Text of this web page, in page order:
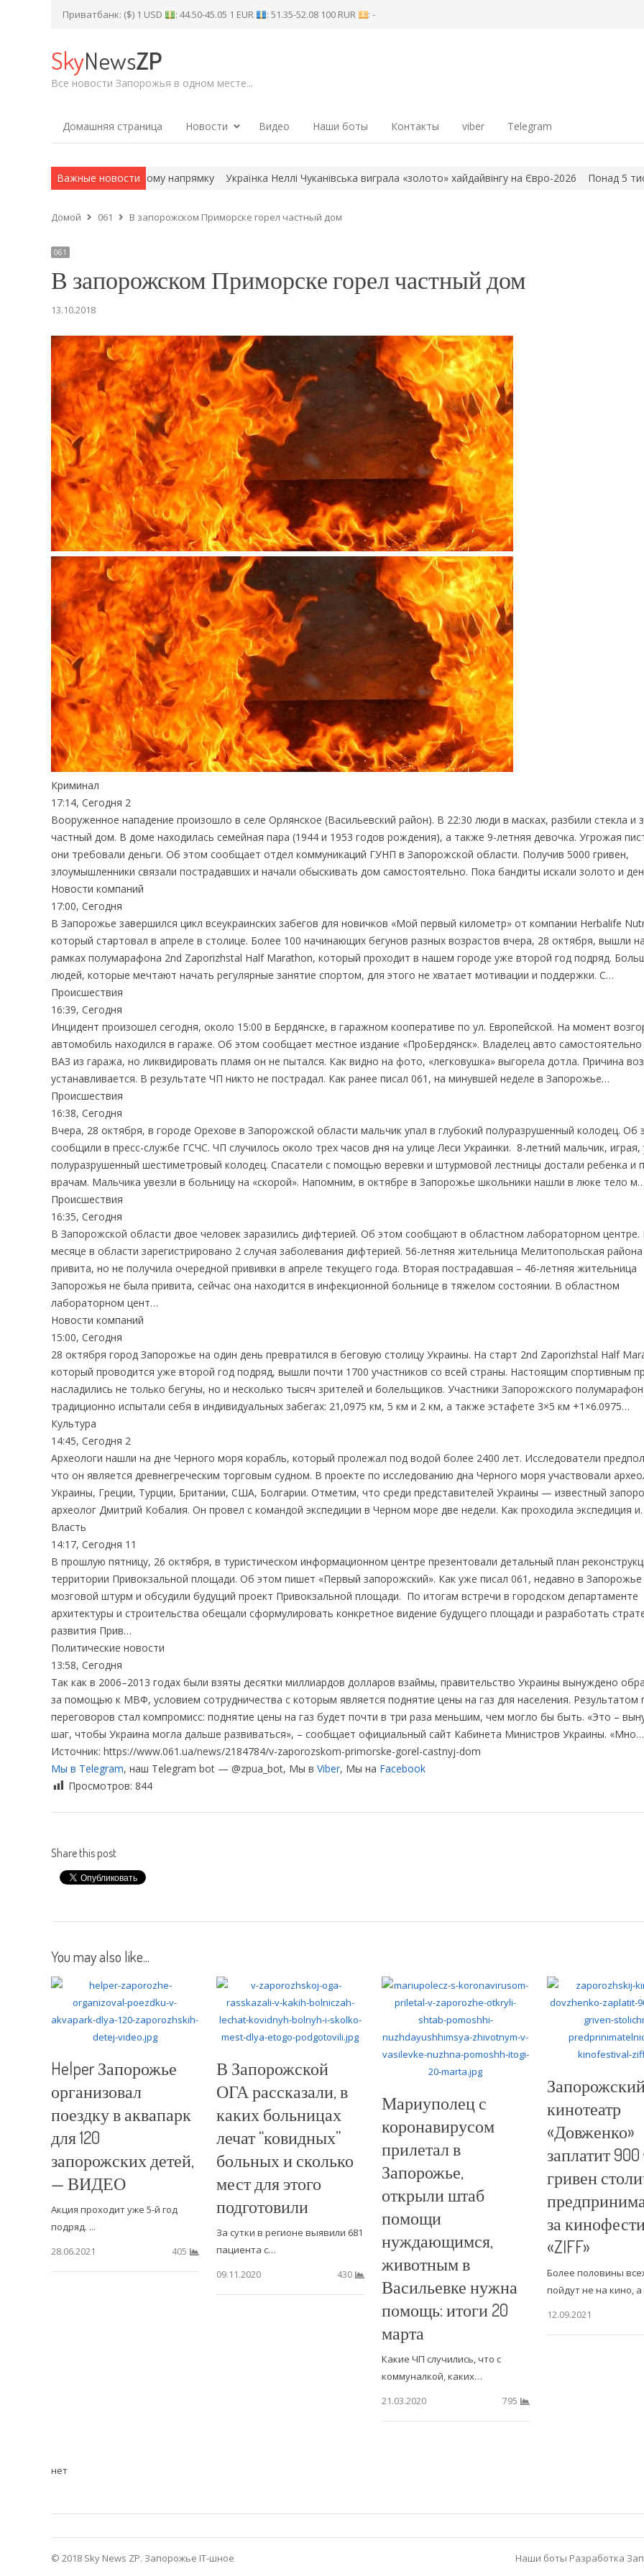
Приватбанк: ($) 1 USD : 44.50-45.05 1 EUR : 51.35-52.08 100 RUR : -
SkyNewsZP
Все новости Запорожья в одном месте...
Домашняя страница Новости Видео Наши боты Контакты viber Telegram
Важные новости
Запорізькому напрямку Українка Неллі Чуканівська виграла «золото» хайдайвінгу на Євро-2026 Понад 5 тисяч родин у
Домой 061 В запорожском Приморске горел частный дом
061
В запорожском Приморске горел частный дом
13.10.2018
Криминал
17:14, Сегодня 2
Вооруженное нападение произошло в селе Орлянское (Васильевский район). В 22:30 люди в масках, разбили стекла и
частный дом. В доме находилась семейная пара (1944 и 1953 годов рождения), а также 9-летняя девочка. Угрожая
они требовали деньги. Об этом сообщает отдел коммуникаций ГУНП в Запорожской области. Получив 5000 гривен,
злоумышленники связали пострадавших и начали обыскивать дом самостоятельно. Пока бандиты искали золото и
Новости компаний
17:00, Сегодня
В Запорожье завершился цикл всеукраинских забегов для новичков «Мой первый километр» от компании Herbalife
который стартовал в апреле в столице. Более 100 начинающих бегунов разных возрастов вчера, 28 октября, вышли
рамках полумарафона 2nd Zaporizhstal Half Marathon, который проходит в нашем городе уже второй год подряд.
людей, которые мечтают начать регулярные занятие спортом, для этого не хватает мотивации и поддержки. С…
Происшествия
16:39, Сегодня
Инцидент произошел сегодня, около 15:00 в Бердянске, в гаражном кооперативе по ул. Европейской. На момент
автомобиль находился в гараже. Об этом сообщает местное издание «ПроБердянск». Владелец авто самостоятельно
ВАЗ из гаража, но ликвидировать пламя он не пытался. Как видно на фото, «легковушка» выгорела дотла. Причина
устанавливается. В результате ЧП никто не пострадал. Как ранее писал 061, на минувшей неделе в Запорожье…
Происшествия
16:38, Сегодня
Вчера, 28 октября, в городе Орехове в Запорожской области мальчик упал в глубокий полуразрушенный колодец. Об
сообщили в пресс-службе ГСЧС. ЧП случилось около трех часов дня на улице Леси Украинки. 8-летний мальчик, играя,
полуразрушенный шестиметровый колодец. Спасатели с помощью веревки и штурмовой лестницы достали ребенка и
врачам. Мальчика увезли в больницу на «скорой». Напомним, в октябре в Запорожье школьники нашли в люке тело м…
Происшествия
16:35, Сегодня
В Запорожской области двое человек заразились дифтерией. Об этом сообщают в областном лабораторном центре.
месяце в области зарегистрировано 2 случая заболевания дифтерией. 56-летняя жительница Мелитопольская
привита, но не получила очередной прививки в апреле текущего года. Вторая пострадавшая – 46-летняя жительница
Запорожья не была привита, сейчас она находится в инфекционной больнице в тяжелом состоянии. В областном
лабораторном цент…
Новости компаний
15:00, Сегодня
28 октября город Запорожье на один день превратился в беговую столицу Украины. На старт 2nd Zaporizhstal Half
который проводится уже второй год подряд, вышли почти 1700 участников со всей страны. Настоящим спортивным
насладились не только бегуны, но и несколько тысяч зрителей и болельщиков. Участники Запорожского
традиционно испытали себя в индивидуальных забегах: 21,0975 км, 5 км и 2 км, а также эстафете 3×5 км +1×6.0975…
Культура
14:45, Сегодня 2
Археологи нашли на дне Черного моря корабль, который пролежал под водой более 2400 лет. Исследователи
что он является древнегреческим торговым судном. В проекте по исследованию дна Черного моря участвовали
Украины, Греции, Турции, Британии, США, Болгарии. Отметим, что среди представителей Украины — известный
археолог Дмитрий Кобалия. Он провел с командой экспедиции в Черном море две недели. Как проходила экспедиция
Власть
14:17, Сегодня 11
В прошлую пятницу, 26 октября, в туристическом информационном центре презентовали детальный план
территории Привокзальной площади. Об этом пишет «Первый запорожский». Как уже писал 061, недавно в Запорожье
мозговой штурм и обсудили будущий проект Привокзальной площади. По итогам встречи в городском департаменте
архитектуры и строительства обещали сформулировать конкретное видение будущего площади и разработать
развития Прив…
Политические новости
13:58, Сегодня
Так как в 2006–2013 годах были взяты десятки миллиардов долларов взаймы, правительство Украины вынуждено
за помощью к МВФ, условием сотрудничества с которым является поднятие цены на газ для населения. Результатом
переговоров стал компромисс: поднятие цены на газ будет почти в три раза меньшим, чем могло бы быть. «Это –
шаг, чтобы Украина могла дальше развиваться», – сообщает официальный сайт Кабинета Министров Украины. «Мно…
Источник: https://www.061.ua/news/2184784/v-zaporozskom-primorske-gorel-castnyj-dom
Мы в Telegram, наш Telegram bot — @zpua_bot, Мы в Viber, Мы на Facebook
Просмотров: 844
Share this post
You may also like...
Helper Запорожье
организовал
поездку в аквапарк
для 120
запорожских детей,
— ВИДЕО
Акция проходит уже 5-й год
подряд. ...
28.06.2021
405
В Запорожской
ОГА рассказали, в
каких больницах
лечат “ковидных”
больных и сколько
мест для этого
подготовили
За сутки в регионе выявили 681
пациента с…
09.11.2020
430
Мариуполец с
коронавирусом
прилетал в
Запорожье,
открыли штаб
помощи
нуждающимся,
животным в
Васильевке нужна
помощь: итоги 20
марта
Какие ЧП случились, что с
коммуналкой, каких…
21.03.2020
795
кинотеатр
«Довженко»
заплатит
гривен
за
«ZIFF»
Более половины
пойдут не на кино,
12.09.2021
нет
© 2018 Sky News ZP. Запорожье IT-шное Наши боты Разработка